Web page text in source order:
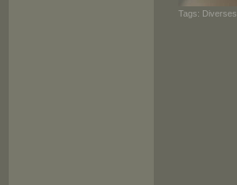
Tags: Diverses